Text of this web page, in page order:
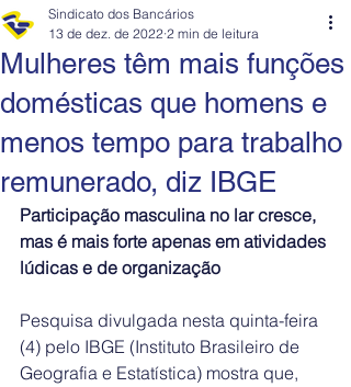
Mulheres têm mais funções
domésticas que homens e
menos tempo para trabalho
remunerado, diz IBGE
Sindicato dos Bancários
13 de dez. de 2022 2 min de leitura
Participação masculina no lar cresce,
mas é mais forte apenas em atividades
lúdicas e de organização
Pesquisa divulgada nesta quinta-feira
(4) pelo IBGE (Instituto Brasileiro de
Geografia e Estatística) mostra que,